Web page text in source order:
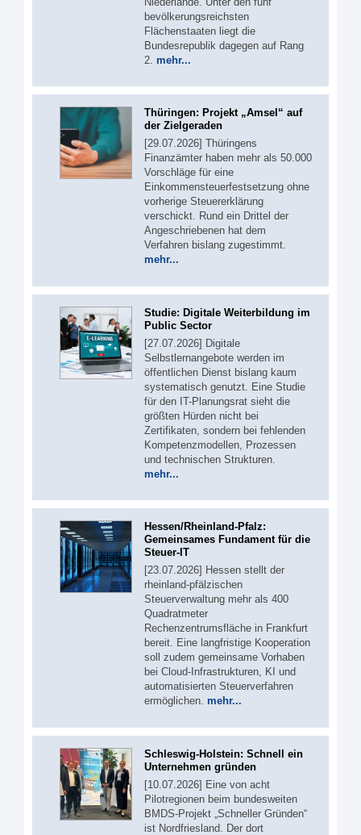
bevölkerungsreichsten
Flächenstaaten liegt die
Bundesrepublik dagegen auf Rang
2. mehr...
Thüringen: Projekt „Amsel“ auf
der Zielgeraden
[29.07.2026] Thüringens
Finanzämter haben mehr als 50.000
Vorschläge für eine
Einkommensteuerfestsetzung ohne
vorherige Steuererklärung
verschickt. Rund ein Drittel der
Angeschriebenen hat dem
Verfahren bislang zugestimmt.
mehr...
Studie: Digitale Weiterbildung im
Public Sector
[27.07.2026] Digitale
Selbstlernangebote werden im
öffentlichen Dienst bislang kaum
systematisch genutzt. Eine Studie
für den IT-Planungsrat sieht die
größten Hürden nicht bei
Zertifikaten, sondern bei fehlenden
Kompetenzmodellen, Prozessen
und technischen Strukturen.
mehr...
Hessen/Rheinland-Pfalz:
Gemeinsames Fundament für die
Steuer-IT
[23.07.2026] Hessen stellt der
rheinland-pfälzischen
Steuerverwaltung mehr als 400
Quadratmeter
Rechenzentrumsfläche in Frankfurt
bereit. Eine langfristige Kooperation
soll zudem gemeinsame Vorhaben
bei Cloud-Infrastrukturen, KI und
automatisierten Steuerverfahren
ermöglichen. mehr...
Schleswig-Holstein: Schnell ein
Unternehmen gründen
[10.07.2026] Eine von acht
Pilotregionen beim bundesweiten
BMDS-Projekt „Schneller Gründen“
ist Nordfriesland. Der dort